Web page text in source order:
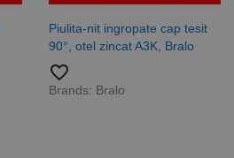
Piulita-nit ingropate cap tesit
90°, otel zincat A3K, Bralo
favorite_border
Brands: Bralo